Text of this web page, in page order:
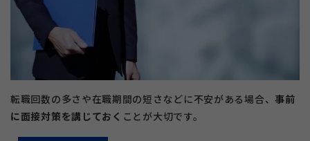
転職回数の多さや在職期間の短さなどに不安がある場合、事前
に面接対策を講じておく ことが大切です。